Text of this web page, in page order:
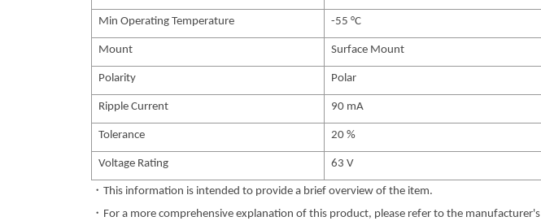
Min Operating Temperature -55 °C
Mount Surface Mount
Polarity Polar
Ripple Current 90 mA
Tolerance 20 %
Voltage Rating 63 V
・This information is intended to provide a brief overview of the item.
・For a more comprehensive explanation of this product, please refer to the manufacturer's